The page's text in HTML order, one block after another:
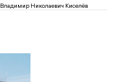
Владимир Николаевич Киселёв